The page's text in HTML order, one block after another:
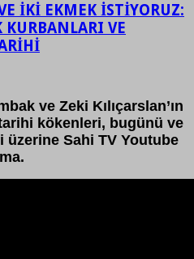
İKİ EKMEK İSTİYORUZ:
VE
ve Zeki Kılıçarslan’ın
kökenleri, bugünü ve
üzerine Sahi TV Youtube